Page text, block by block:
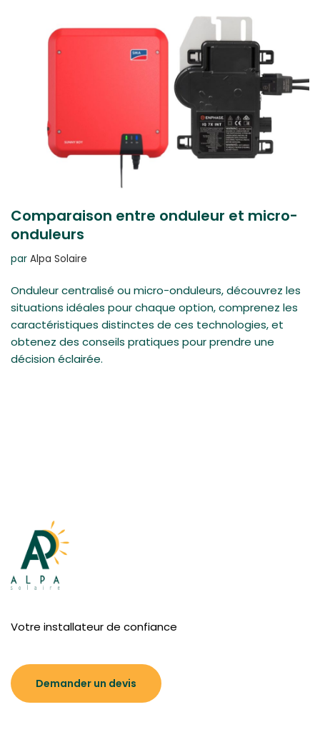
Comparaison entre onduleur et micro-
onduleurs
par Alpa Solaire
Onduleur centralisé ou micro-onduleurs, découvrez les
situations idéales pour chaque option, comprenez les
caractéristiques distinctes de ces technologies, et
obtenez des conseils pratiques pour prendre une
décision éclairée.
Votre installateur de confiance
Demander un devis